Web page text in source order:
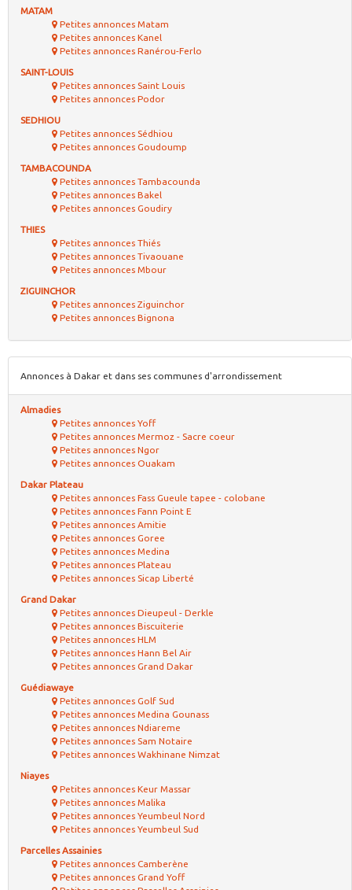
MATAM
Petites annonces Matam
Petites annonces Kanel
Petites annonces Ranérou-Ferlo
SAINT-LOUIS
Petites annonces Saint Louis
Petites annonces Podor
SEDHIOU
Petites annonces Sédhiou
Petites annonces Goudoump
TAMBACOUNDA
Petites annonces Tambacounda
Petites annonces Bakel
Petites annonces Goudiry
THIES
Petites annonces Thiés
Petites annonces Tivaouane
Petites annonces Mbour
ZIGUINCHOR
Petites annonces Ziguinchor
Petites annonces Bignona
Annonces à Dakar et dans ses communes d'arrondissement
Almadies
Petites annonces Yoff
Petites annonces Mermoz - Sacre coeur
Petites annonces Ngor
Petites annonces Ouakam
Dakar Plateau
Petites annonces Fass Gueule tapee - colobane
Petites annonces Fann Point E
Petites annonces Amitie
Petites annonces Goree
Petites annonces Medina
Petites annonces Plateau
Petites annonces Sicap Liberté
Grand Dakar
Petites annonces Dieupeul - Derkle
Petites annonces Biscuiterie
Petites annonces HLM
Petites annonces Hann Bel Air
Petites annonces Grand Dakar
Guédiawaye
Petites annonces Golf Sud
Petites annonces Medina Gounass
Petites annonces Ndiareme
Petites annonces Sam Notaire
Petites annonces Wakhinane Nimzat
Niayes
Petites annonces Keur Massar
Petites annonces Malika
Petites annonces Yeumbeul Nord
Petites annonces Yeumbeul Sud
Parcelles Assainies
Petites annonces Camberène
Petites annonces Grand Yoff